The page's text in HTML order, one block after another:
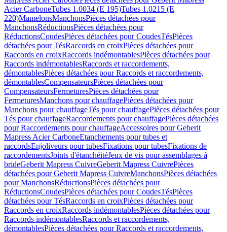
Acier CarboneTubes 1.0034 (E 195)Tubes 1.0215 (E
220)MamelonsManchonsPièces détachées pour
ManchonsRéductionsPièces détachées pour
RéductionsCoudesPièces détachées pour CoudesTésPièces
détachées pour TésRaccords en croixPièces détachées pour
Raccords en croixRaccords indémontablesPièces détachées pour
Raccords indémontablesRaccords et raccordements,
démontablesPièces détachées pour Raccords et raccordements,
démontablesCompensateursPièces détachées pour
CompensateursFermeturesPièces détachées pour
FermeturesManchons pour chauffagePièces détachées pour
Manchons pour chauffageTés pour chauffagePièces détachées pour
Tés pour chauffageRaccordements pour chauffagePièces détachées
pour Raccordements pour chauffageAccessoires pour Geberit
Mapress Acier CarboneEtanchements pour tubes et
raccordsEnjoliveurs pour tubesFixations pour tubesFixations de
raccordementsJoints d'étanchéitéJeux de vis pour assemblages à
brideGeberit Mapress CuivreGeberit Mapress CuivrePièces
détachées pour Geberit Mapress CuivreManchonsPièces détachées
pour ManchonsRéductionsPièces détachées pour
RéductionsCoudesPièces détachées pour CoudesTésPièces
détachées pour TésRaccords en croixPièces détachées pour
Raccords en croixRaccords indémontablesPièces détachées pour
Raccords indémontablesRaccords et raccordements,
démontablesPièces détachées pour Raccords et raccordements,